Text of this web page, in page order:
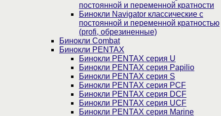
постоянной и переменной кратности
Бинокли Navigator классические с
постоянной и переменной кратностью
(profi, обрезиненные)
Бинокли Combat
Бинокли PENTAX
Бинокли PENTAX серия U
Бинокли PENTAX серия Papilio
Бинокли PENTAX серия S
Бинокли PENTAX серия PCF
Бинокли PENTAX серия DCF
Бинокли PENTAX серия UCF
Бинокли PENTAX серия Marine